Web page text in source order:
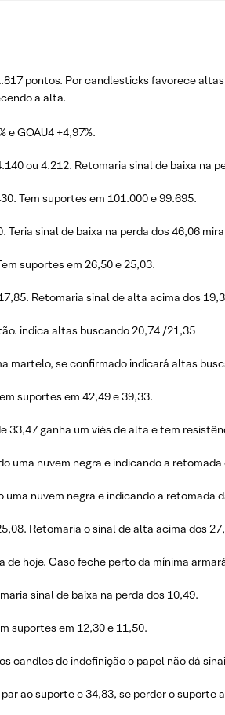
pontos. Por candlesticks favorece
a alta.
e GOAU4 +4,97%.
ou 4.212. Retomaria sinal de baixa na
Tem suportes em 101.000 e 99.695.
sinal de baixa na perda dos 46,06
suportes em 26,50 e 25,03.
Retomaria sinal de alta acima dos
indica altas buscando 20,74 /21,35
martelo, se confirmado indicará altas
suportes em 42,49 e 39,33.
33,47 ganha um viés de alta e tem
uma nuvem negra e indicando a retomada
nuvem negra e indicando a retomada
Retomaria o sinal de alta acima dos
hoje. Caso feche perto da mínima
sinal de baixa na perda dos 10,49.
suportes em 12,30 e 11,50.
candles de indefinição o papel não dá
ao suporte e 34,83, se perder o